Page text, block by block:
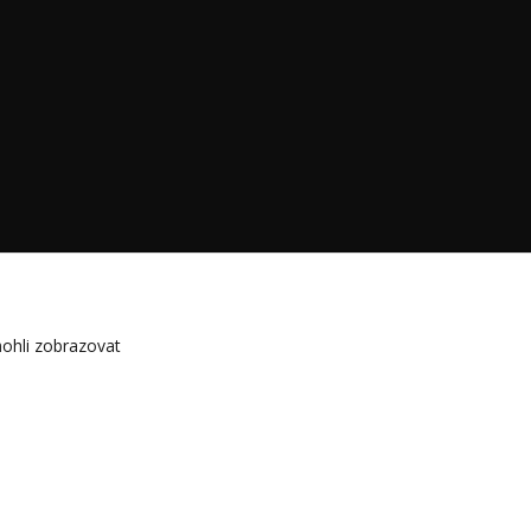
zobrazovat